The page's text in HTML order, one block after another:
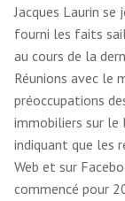
Jacques Laurin
fourni les faits
au cours de la
Réunions avec le
préoccupations
immobiliers sur le
indiquant que les
Web et sur
commencé pour